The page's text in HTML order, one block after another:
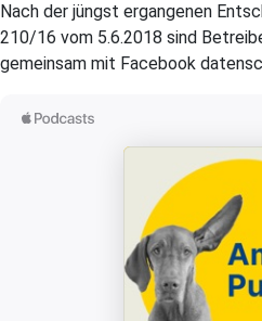
Nach der jüngst ergangenen
210/16 vom 5.6.2018 sind
gemeinsam mit Facebook